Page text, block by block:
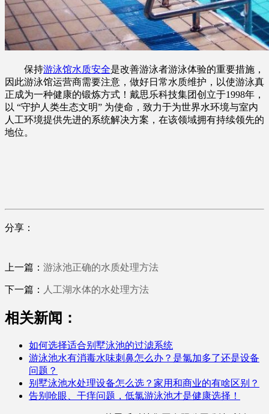
保持游泳馆水质安全是改善游泳者游泳体验的重要措施，
因此游泳馆运营商需要注意，做好日常水质维护，以使游泳真
正成为一种健康的锻炼方式！戴思乐科技集团创立于1998年，
以 “守护人类生态文明” 为使命，致力于为世界水环境与室内
人工环境提供先进的系统解决方案，在该领域拥有持续领先的
地位。
分享：
上一篇： 游泳池正确的水质处理方法
下一篇： 人工湖水体的水处理方法
相关新闻：
如何选择适合别墅泳池的过滤系统
游泳池水有消毒水味刺鼻怎么办？是氯加多了还是设备
问题？
别墅泳池水处理设备怎么选？家用和商业的有啥区别？
告别呛眼、干痒问题，低氯游泳池才是健康选择！